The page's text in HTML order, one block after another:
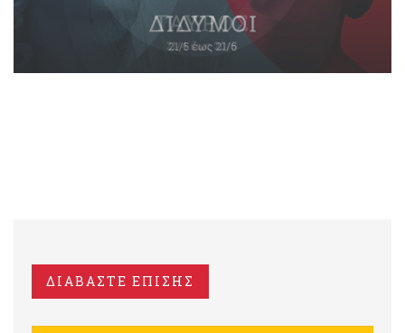
ΔΙΑΒΑΣΤΕ ΕΠΙΣΗΣ